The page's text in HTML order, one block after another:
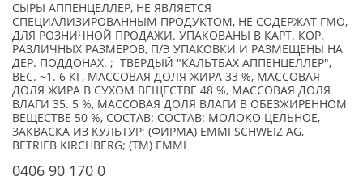
СЫРЫ АППЕНЦЕЛЛЕР, НЕ ЯВЛЯЕТСЯ
СПЕЦИАЛИЗИРОВАННЫМ ПРОДУКТОМ, НЕ СОДЕРЖАТ ГМО,
ДЛЯ РОЗНИЧНОЙ ПРОДАЖИ. УПАКОВАНЫ В КАРТ. КОР.
РАЗЛИЧНЫХ РАЗМЕРОВ, П/Э УПАКОВКИ И РАЗМЕЩЕНЫ НА
ДЕР. ПОДДОНАХ. ; ТВЕРДЫЙ "КАЛЬТБАХ АППЕНЦЕЛЛЕР",
ВЕС. ~1. 6 КГ, МАССОВАЯ ДОЛЯ ЖИРА 33 %, МАССОВАЯ
ДОЛЯ ЖИРА В СУХОМ ВЕЩЕСТВЕ 48 %, МАССОВАЯ ДОЛЯ
ВЛАГИ 35. 5 %, МАССОВАЯ ДОЛЯ ВЛАГИ В ОБЕЗЖИРЕННОМ
ВЕЩЕСТВЕ 50 %, СОСТАВ: СОСТАВ: МОЛОКО ЦЕЛЬНОЕ,
ЗАКВАСКА ИЗ КУЛЬТУР; (ФИРМА) EMMI SCHWEIZ AG,
BETRIEB KIRCHBERG; (TM) EMMI
0406 90 170 0